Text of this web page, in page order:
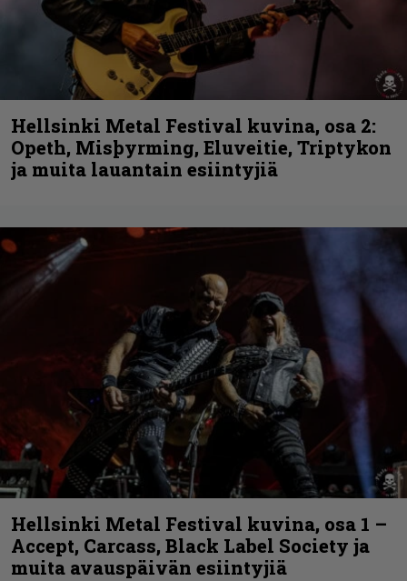
Hellsinki Metal Festival kuvina, osa 2:
Opeth, Misþyrming, Eluveitie, Triptykon
ja muita lauantain esiintyjiä
Hellsinki Metal Festival kuvina, osa 1 –
Accept, Carcass, Black Label Society ja
muita avauspäivän esiintyjiä